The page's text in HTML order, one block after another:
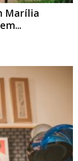
Marília